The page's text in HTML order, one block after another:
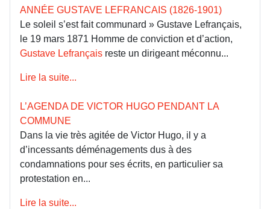
ANNÉE GUSTAVE LEFRANCAIS (1826-1901)
Le soleil s’est fait communard » Gustave Lefrançais,
le 19 mars 1871 Homme de conviction et d’action,
Gustave Lefrançais reste un dirigeant méconnu...
Lire la suite...
L’AGENDA DE VICTOR HUGO PENDANT LA
COMMUNE
Dans la vie très agitée de Victor Hugo, il y a
d’incessants déménagements dus à des
condamnations pour ses écrits, en particulier sa
protestation en...
Lire la suite...